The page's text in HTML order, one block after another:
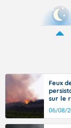
Feux
sur le
06/08/